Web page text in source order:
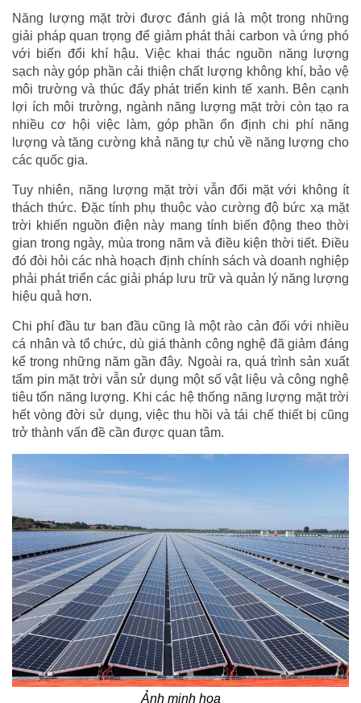
Năng lượng mặt trời được đánh giá là một trong những
giải pháp quan trọng để giảm phát thải carbon và ứng phó
với biến đổi khí hậu. Việc khai thác nguồn năng lượng
sạch này góp phần cải thiện chất lượng không khí, bảo vệ
môi trường và thúc đẩy phát triển kinh tế xanh. Bên cạnh
lợi ích môi trường, ngành năng lượng mặt trời còn tạo ra
nhiều cơ hội việc làm, góp phần ổn định chi phí năng
lượng và tăng cường khả năng tự chủ về năng lượng cho
các quốc gia.
Tuy nhiên, năng lượng mặt trời vẫn đối mặt với không ít
thách thức. Đặc tính phụ thuộc vào cường độ bức xạ mặt
trời khiến nguồn điện này mang tính biến động theo thời
gian trong ngày, mùa trong năm và điều kiện thời tiết. Điều
đó đòi hỏi các nhà hoạch định chính sách và doanh nghiệp
phải phát triển các giải pháp lưu trữ và quản lý năng lượng
hiệu quả hơn.
Chi phí đầu tư ban đầu cũng là một rào cản đối với nhiều
cá nhân và tổ chức, dù giá thành công nghệ đã giảm đáng
kể trong những năm gần đây. Ngoài ra, quá trình sản xuất
tấm pin mặt trời vẫn sử dụng một số vật liệu và công nghệ
tiêu tốn năng lượng. Khi các hệ thống năng lượng mặt trời
hết vòng đời sử dụng, việc thu hồi và tái chế thiết bị cũng
trở thành vấn đề cần được quan tâm.
Ảnh minh họa